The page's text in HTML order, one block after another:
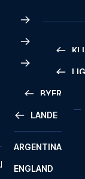
SERIE A
BYER
LISSABON
LIVERPOOL
LANDE
ARGENTINA
ENGLAND
klubber,
matche, er det
Bundesliga-